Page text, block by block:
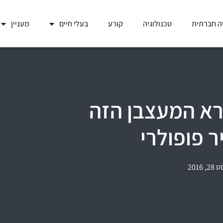
חברתית טכנולוגיה קורע בעלי חיים מעניין
המעצבן הזה
פופולרי
2016